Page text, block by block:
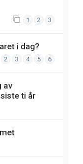
1 2 3
i dag?
2 3 4 5 6
av
ti år